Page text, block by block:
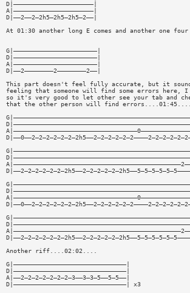
D|——————————————————————|
A|——————————————————————|
D|——2——2—2h5—2h5—2h5—2——|
At 01:30 another long E comes and another one
G|———————————————————————|
D|———————————————————————|
A|———————————————————————|
D|——2————————2————————2——|
This part doesn't feel fully accurate, but it
feeling that someone will find some errors here,
so it's very good to let other see your tab and
that the other person will find errors....01:45....
Another riff....02:02....
G|———————————————————————————————|
D|———————————————————————————————|
A|——2—2—2—2—2—2—2—3——3—3—5——5—5——|
D|———————————————————————————————| x3